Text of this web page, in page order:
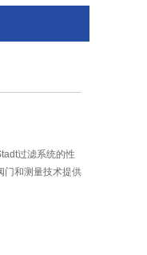
过滤系统的性
门和测量技术提供